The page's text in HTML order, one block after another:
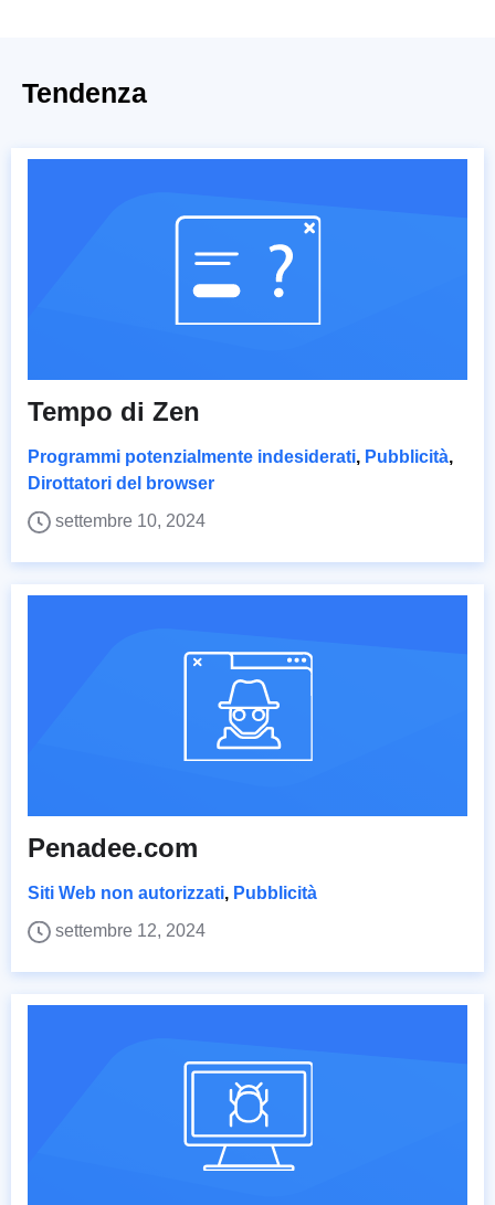
Tendenza
Tempo di Zen
Programmi potenzialmente indesiderati, Pubblicità,
Dirottatori del browser
settembre 10, 2024
Penadee.com
Siti Web non autorizzati, Pubblicità
settembre 12, 2024